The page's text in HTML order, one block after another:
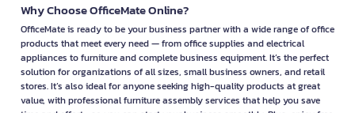
Why Choose OfficeMate Online?
OfficeMate is ready to be your business partner with a wide range of office
products that meet every need — from office supplies and electrical
appliances to furniture and complete business equipment. It’s the perfect
solution for organizations of all sizes, small business owners, and retail
stores. It’s also ideal for anyone seeking high-quality products at great
value, with professional furniture assembly services that help you save